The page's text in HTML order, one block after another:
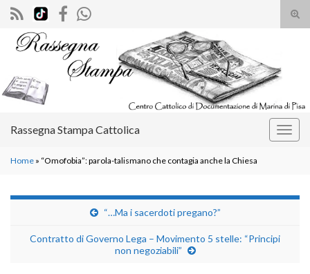
il
Search for:
Rassegna Stampa Cattolica
Home » “Omofobia”: parola-talismano che contagia anche la Chiesa
“…Ma i sacerdoti pregano?”
Contratto di Governo Lega – Movimento 5 stelle: “Principi
non negoziabili”